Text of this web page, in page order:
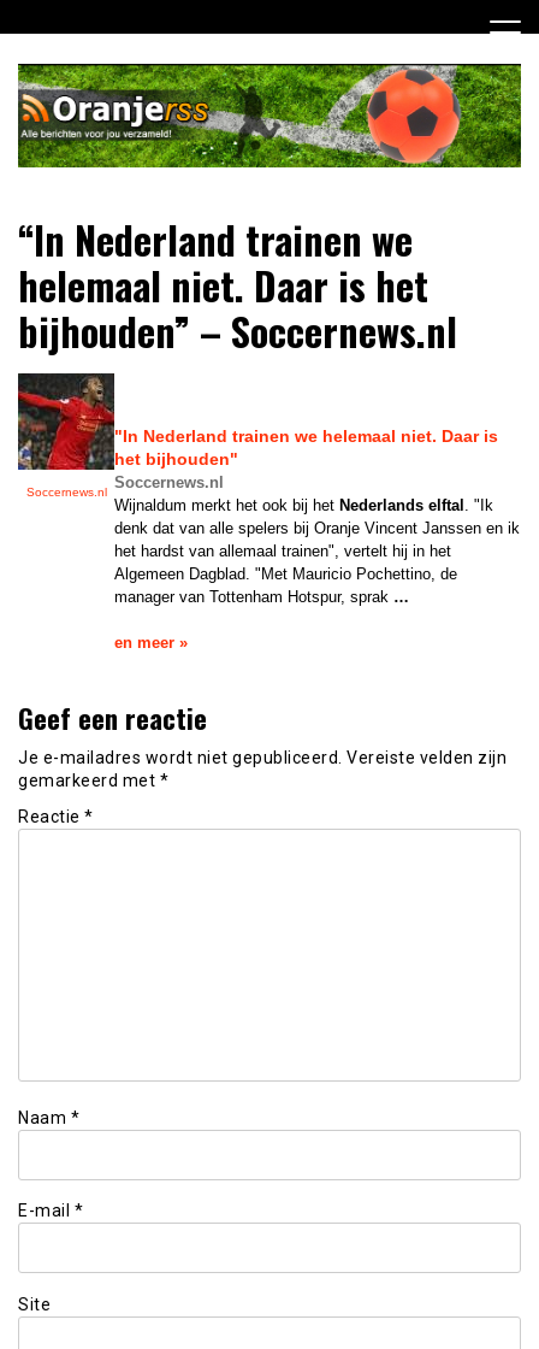
naar
inhoud
Oranje RSS
niets meer van het Nederlands Elftal op weg naar het EK
2012!
“In Nederland trainen we
helemaal niet. Daar is het
bijhouden” – Soccernews.nl
Soccernews.nl
"In Nederland trainen we helemaal niet. Daar is
het bijhouden"
Soccernews.nl
Wijnaldum merkt het ook bij het Nederlands elftal . "Ik
denk dat van alle spelers bij Oranje Vincent Janssen en ik
het hardst van allemaal trainen", vertelt hij in het
Algemeen Dagblad. "Met Mauricio Pochettino, de
manager van Tottenham Hotspur, sprak …
en meer »
Geef een reactie
Je e-mailadres wordt niet gepubliceerd. Vereiste velden zijn
gemarkeerd met *
Reactie *
Naam *
E-mail *
Site